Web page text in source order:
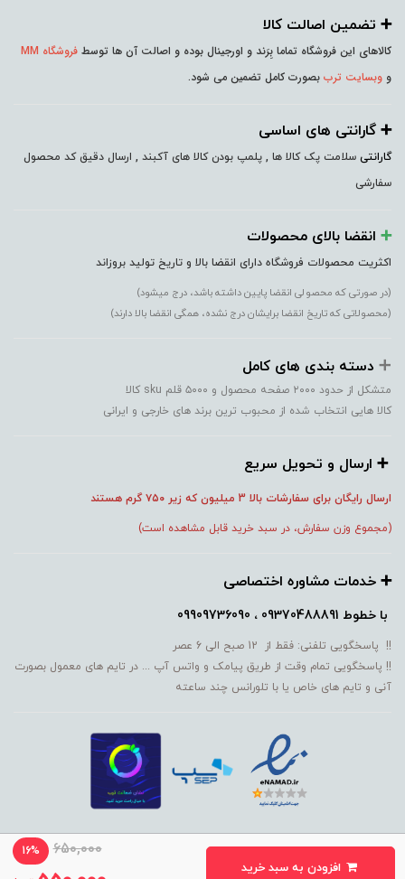
650,000
16%
➕️ تضمین اصالت کالا
کالاهای این فروشگاه تماما بِرَند و اورجینال بوده و اصالت آن ها توسط فروشگاه MM
و وبسایت ترب بصورت کامل تضمین می شود.
➕️ گارانتی های اساسی
گارانتی سلامت پک کالا ها , پلمپ بودن کالا های آکبند , ارسال دقیق کد محصول
سفارشی
➕️ انقضا بالای محصولات
اکثریت محصولات فروشگاه دارای انقضا بالا و تاریخ تولید بروزاند
(در صورتی که محصولی انقضا پایین داشته باشد، درج میشود)
(محصولاتی که تاریخ انقضا برایشان درج نشده، همگی انقضا بالا دارند)
➕️ دسته بندی های کامل
متشکل از حدود ۲۰۰۰ صفحه محصول و ۵۰۰۰ قلم sku کالا
کالا هایی انتخاب شده از محبوب ترین برند های خارجی و ایرانی
➕️ ارسال و تحویل سریع
ارسال رایگان برای سفارشات بالا 3 میلیون که زیر ۷۵۰ گرم هستند
(مجموع وزن سفارش، در سبد خرید قابل مشاهده است)
➕️ خدمات مشاوره اختصاصی
با خطوط 09370488891 ، 09909736090
!! پاسخگویی تلفنی: فقط از 12 صبح الی 6 عصر
!! پاسخگویی تمام وقت از طریق پیامک و واتس آپ ... در تایم های معمول بصورت
آنی و تایم های خاص یا با تلورانس چند ساعته
ساخت سایت توسط MM